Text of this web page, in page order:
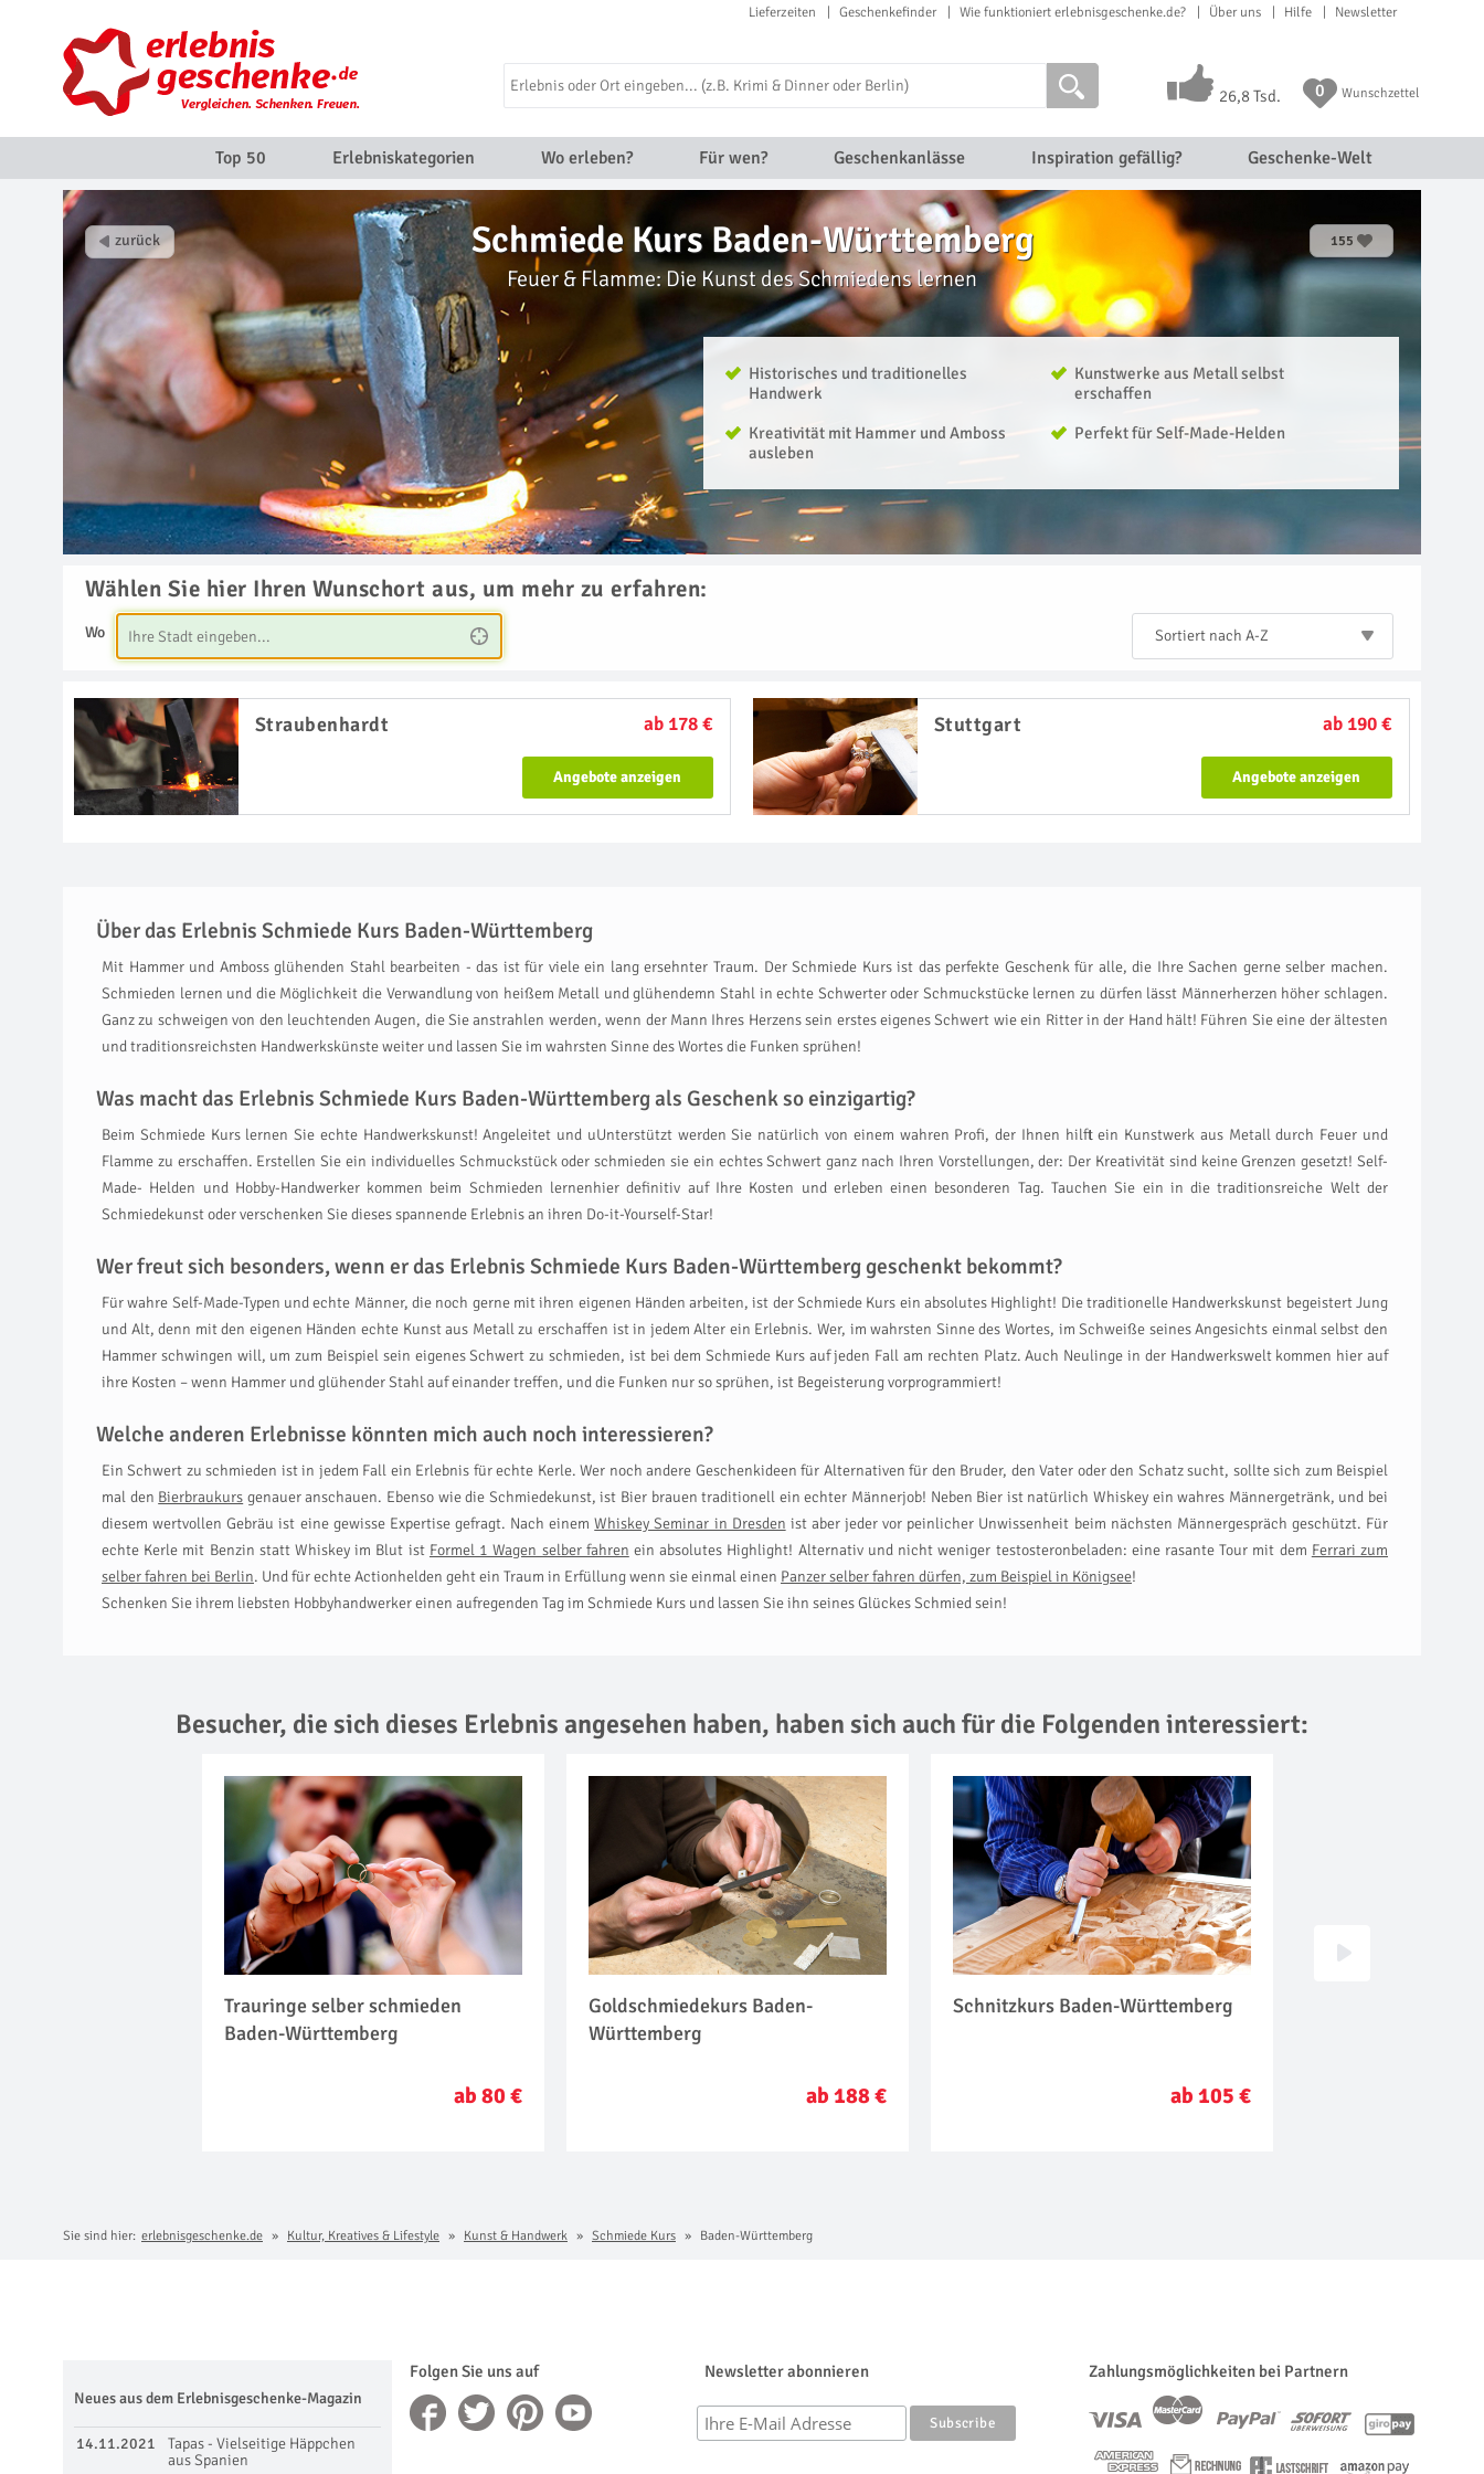
Lieferzeiten Geschenkefinder Wie funktioniert erlebnisgeschenke.de? Über uns Hilfe Newsletter
26,8 Tsd. 0 Wunschzettel
Top 50 Erlebniskategorien Wo erleben? Für wen? Geschenkanlässe Inspiration gefällig? Geschenke-Welt
Schmiede Kurs Baden-Württemberg 155
Feuer & Flamme: Die Kunst des Schmiedens lernen
Historisches und traditionelles
Handwerk
Kunstwerke aus Metall selbst
erschaffen
Kreativität mit Hammer und Amboss
ausleben
Perfekt für Self-Made-Helden
Wählen Sie hier Ihren Wunschort aus, um mehr zu erfahren:
Wo Sortiert nach A-Z
Straubenhardt ab 178 €
Angebote anzeigen
Stuttgart ab 190 €
Angebote anzeigen
Über das Erlebnis Schmiede Kurs Baden-Württemberg
Mit Hammer und Amboss glühenden Stahl bearbeiten - das ist für viele ein lang ersehnter Traum. Der Schmiede Kurs ist das perfekte Geschenk für alle, die Ihre Sachen gerne selber machen.
Schmieden lernen und die Möglichkeit die Verwandlung von heißem Metall und glühendemn Stahl in echte Schwerter oder Schmuckstücke lernen zu dürfen lässt Männerherzen höher schlagen.
Ganz zu schweigen von den leuchtenden Augen, die Sie anstrahlen werden, wenn der Mann Ihres Herzens sein erstes eigenes Schwert wie ein Ritter in der Hand hält! Führen Sie eine der ältesten
und traditionsreichsten Handwerkskünste weiter und lassen Sie im wahrsten Sinne des Wortes die Funken sprühen!
Was macht das Erlebnis Schmiede Kurs Baden-Württemberg als Geschenk so einzigartig?
Beim Schmiede Kurs lernen Sie echte Handwerkskunst! Angeleitet und uUnterstützt werden Sie natürlich von einem wahren Profi, der Ihnen hilft ein Kunstwerk aus Metall durch Feuer und
Flamme zu erschaffen. Erstellen Sie ein individuelles Schmuckstück oder schmieden sie ein echtes Schwert ganz nach Ihren Vorstellungen, der: Der Kreativität sind keine Grenzen gesetzt! Self-
Made- Helden und Hobby-Handwerker kommen beim Schmieden lernenhier definitiv auf Ihre Kosten und erleben einen besonderen Tag. Tauchen Sie ein in die traditionsreiche Welt der
Schmiedekunst oder verschenken Sie dieses spannende Erlebnis an ihren Do-it-Yourself-Star!
Wer freut sich besonders, wenn er das Erlebnis Schmiede Kurs Baden-Württemberg geschenkt bekommt?
Für wahre Self-Made-Typen und echte Männer, die noch gerne mit ihren eigenen Händen arbeiten, ist der Schmiede Kurs ein absolutes Highlight! Die traditionelle Handwerkskunst begeistert Jung
und Alt, denn mit den eigenen Händen echte Kunst aus Metall zu erschaffen ist in jedem Alter ein Erlebnis. Wer, im wahrsten Sinne des Wortes, im Schweiße seines Angesichts einmal selbst den
Hammer schwingen will, um zum Beispiel sein eigenes Schwert zu schmieden, ist bei dem Schmiede Kurs auf jeden Fall am rechten Platz. Auch Neulinge in der Handwerkswelt kommen hier auf
ihre Kosten – wenn Hammer und glühender Stahl auf einander treffen, und die Funken nur so sprühen, ist Begeisterung vorprogrammiert!
Welche anderen Erlebnisse könnten mich auch noch interessieren?
Ein Schwert zu schmieden ist in jedem Fall ein Erlebnis für echte Kerle. Wer noch andere Geschenkideen für Alternativen für den Bruder, den Vater oder den Schatz sucht, sollte sich zum Beispiel
mal den Bierbraukurs genauer anschauen. Ebenso wie die Schmiedekunst, ist Bier brauen traditionell ein echter Männerjob! Neben Bier ist natürlich Whiskey ein wahres Männergetränk, und bei
diesem wertvollen Gebräu ist eine gewisse Expertise gefragt. Nach einemWhiskey Seminar in Dresden ist aber jeder vor peinlicher Unwissenheit beim nächsten Männergespräch geschützt. Für
echte Kerle mit Benzin statt Whiskey im Blut ist Formel 1 Wagen selber fahren ein absolutes Highlight! Alternativ und nicht weniger testosteronbeladen: eine rasante Tour mit dem Ferrari zum
selber fahren bei Berlin. Und für echte Actionhelden geht ein Traum in Erfüllung wenn sie einmal einen Panzer selber fahren dürfen, zum Beispiel in Königsee!
Schenken Sie ihrem liebsten Hobbyhandwerker einen aufregenden Tag im Schmiede Kurs und lassen Sie ihn seines Glückes Schmied sein!
Besucher, die sich dieses Erlebnis angesehen haben, haben sich auch für die Folgenden interessiert:
Trauringe selber schmieden
Baden-Württemberg
ab 80 €
Goldschmiedekurs Baden-
Württemberg
ab 188 €
Schnitzkurs Baden-Württemberg
ab 105 €
Sie sind hier: erlebnisgeschenke.de Kultur, Kreatives & Lifestyle Kunst & Handwerk Schmiede Kurs Baden-Württemberg
Folgen Sie uns auf Newsletter abonnieren Zahlungsmöglichkeiten bei Partnern
Neues aus dem Erlebnisgeschenke-Magazin
14.11.2021
Tapas - Vielseitige Häppchen
aus Spanien